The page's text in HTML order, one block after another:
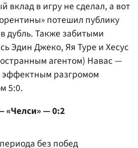
вклад в игру не сделал, а вот
потешил публику
дубль. Также забитыми
Эдин Джеко, Яя Туре и Хесус
агентом) Навас —
эффектным разгромом
5:0.
«Челси» — 0:2
без побед